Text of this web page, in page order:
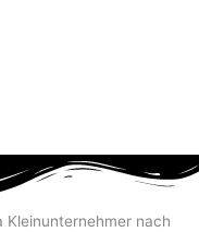
Kleinunternehmer nach